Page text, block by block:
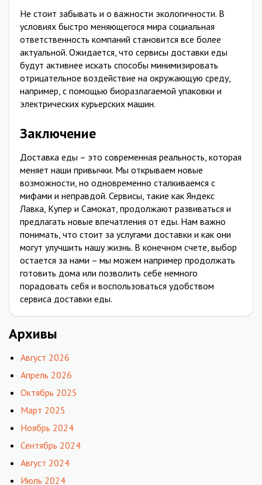
Не стоит забывать и о важности экологичности. В
условиях быстро меняющегося мира социальная
ответственность компаний становится все более
актуальной. Ожидается, что сервисы доставки еды
будут активнее искать способы минимизировать
отрицательное воздействие на окружающую среду,
например, с помощью биоразлагаемой упаковки и
электрических курьерских машин.
Заключение
Доставка еды – это современная реальность, которая
меняет наши привычки. Мы открываем новые
возможности, но одновременно сталкиваемся с
мифами и неправдой. Сервисы, такие как Яндекс
Лавка, Купер и Самокат, продолжают развиваться и
предлагать новые впечатления от еды. Нам важно
понимать, что стоит за услугами доставки и как они
могут улучшить нашу жизнь. В конечном счете, выбор
остается за нами – мы можем например продолжать
готовить дома или позволить себе немного
порадовать себя и воспользоваться удобством
сервиса доставки еды.
Архивы
Август 2026
Апрель 2026
Октябрь 2025
Март 2025
Ноябрь 2024
Сентябрь 2024
Август 2024
Июль 2024